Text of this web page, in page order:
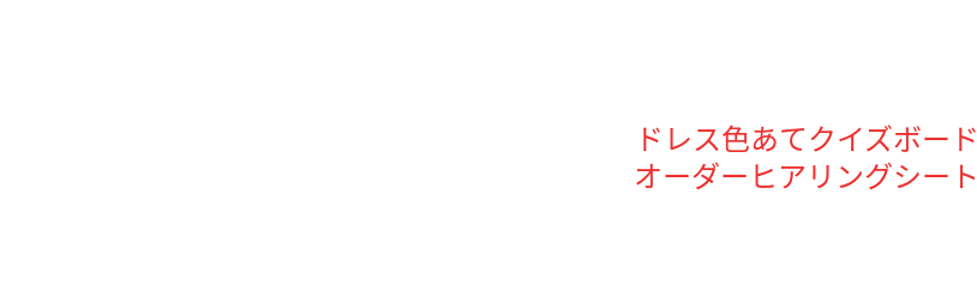
ドレス色あてクイズボード
オーダーヒアリングシート